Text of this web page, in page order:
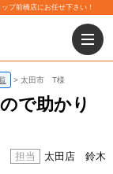
前橋店にお任せ下さい！
太田市 T様
で助かり
太田店 鈴木